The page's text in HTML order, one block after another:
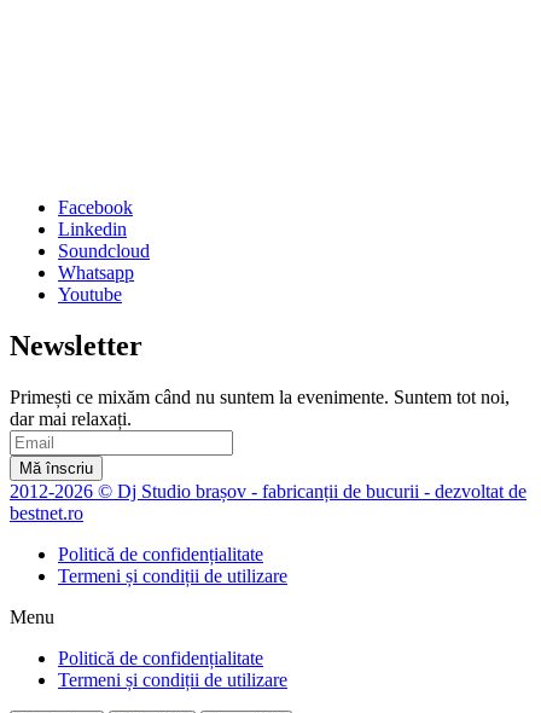
Facebook
Linkedin
Soundcloud
Whatsapp
Youtube
Newsletter
Primești ce mixăm când nu suntem la evenimente. Suntem tot noi,
dar mai relaxați.
Mă înscriu
2012-2026 © Dj Studio brașov - fabricanții de bucurii - dezvoltat de
bestnet.ro
Politică de confidențialitate
Termeni și condiții de utilizare
Menu
Politică de confidențialitate
Termeni și condiții de utilizare